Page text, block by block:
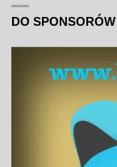
DO SPONSORÓW